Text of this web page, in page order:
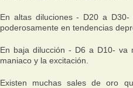
En altas diluciones - D20 a
poderosamente en tendencias
En baja dilucción - D6 a D10- va
maniaco y la excitación.
Existen muchas sales de oro